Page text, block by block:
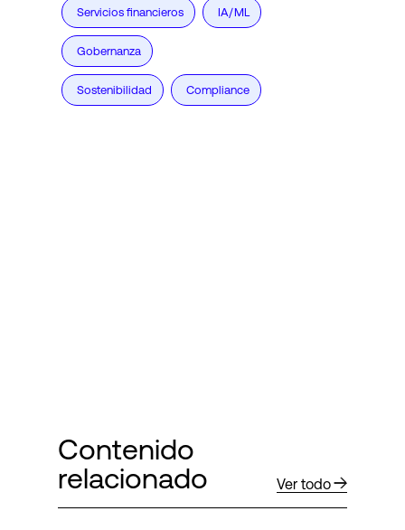
Servicios financieros IA/ML
Gobernanza
Sostenibilidad Compliance
Contenido
relacionado
Ver todo